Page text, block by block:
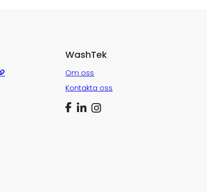
WashTek
Om oss
Kontakta oss